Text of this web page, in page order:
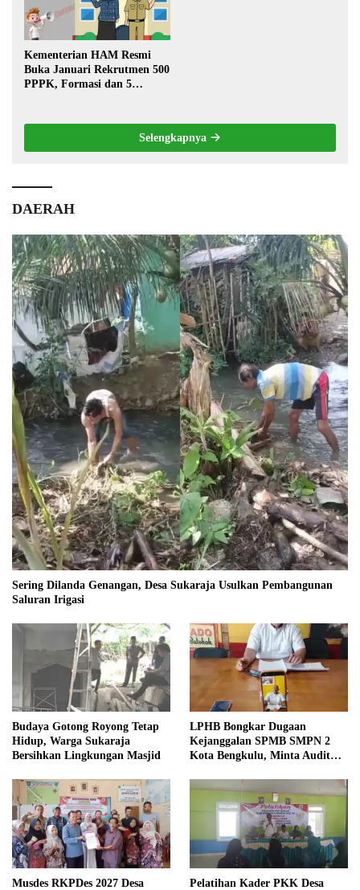
Kementerian HAM Resmi
Buka Januari Rekrutmen 500
PPPK, Formasi dan 5
Selengkapnya
DAERAH
Sering Dilanda Genangan, Desa Sukaraja Usulkan Pembangunan
Saluran Irigasi
Budaya Gotong Royong Tetap
Hidup, Warga Sukaraja
Bersihkan Lingkungan Masjid
LPHB Bongkar Dugaan
Kejanggalan SPMB SMPN 2
Kota Bengkulu, Minta Audit
Musdes RKPDes 2027 Desa
Pelatihan Kader PKK Desa